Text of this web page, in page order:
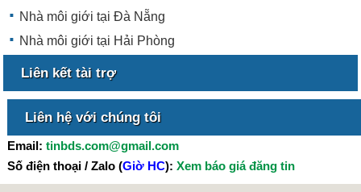
Nhà môi giới tại Đà Nẵng
Nhà môi giới tại Hải Phòng
Liên kết tài trợ
Liên hệ với chúng tôi
Email: tinbds.com@gmail.com
Số điện thoại / Zalo (Giờ HC): Xem báo giá đăng tin